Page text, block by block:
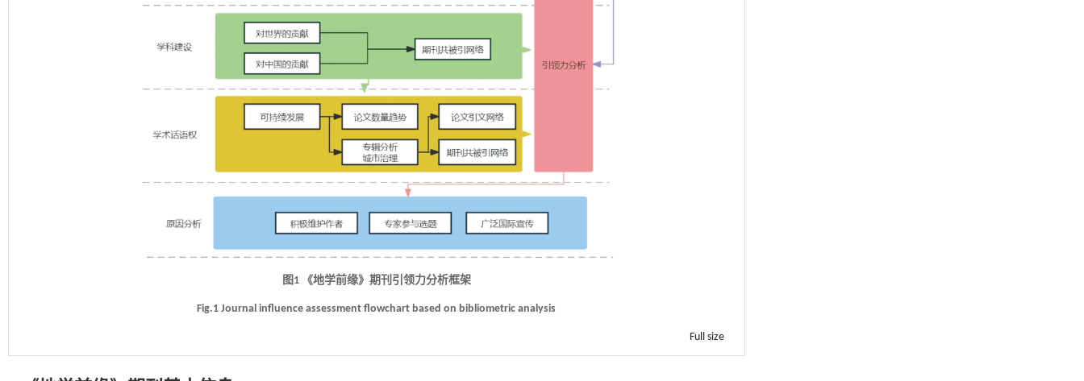
图1 《地学前缘》期刊引领力分析框架
Fig.1 Journal influence assessment flowchart based on bibliometric analysis
Full size